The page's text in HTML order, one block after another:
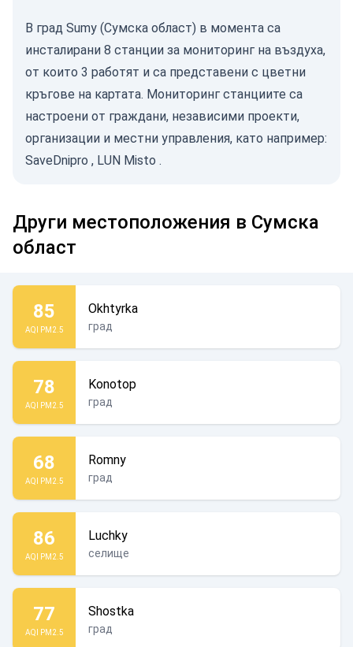
В град Sumy (Сумска област) в момента са
инсталирани 8 станции за мониторинг на въздуха,
от които 3 работят и са представени с цветни
кръгове на картата. Мониторинг станциите са
настроени от граждани, независими проекти,
организации и местни управления, като например:
SaveDnipro , LUN Misto .
Други местоположения в Сумска
област
85
AQI PM2.5
Okhtyrka
град
78
AQI PM2.5
Konotop
град
68
AQI PM2.5
Romny
град
86
AQI PM2.5
Luchky
селище
77
AQI PM2.5
Shostka
град